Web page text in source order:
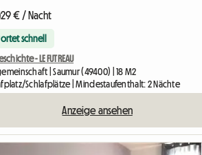
29 € / Nacht
schnell
- LE FUTREAU
| Saumur (49400) | 18 M2
Schlafplätze | Mindestaufenthalt: 2 Nächte
Anzeige ansehen